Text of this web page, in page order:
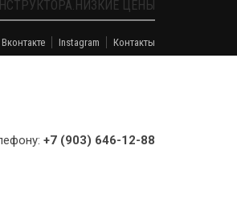
ЦЕНЫ
Вконтакте Instagram Контакты
+7 (903) 646-12-88